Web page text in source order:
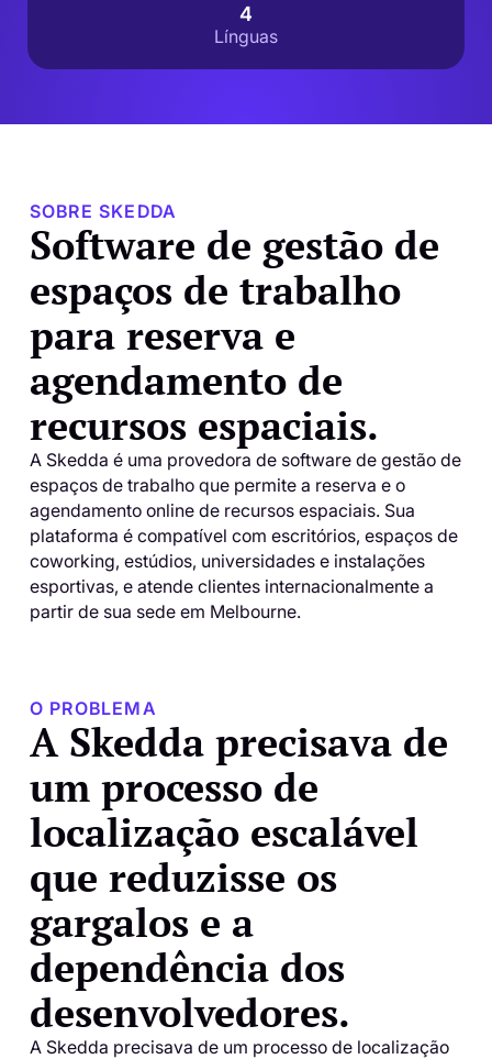
4
Línguas
SOBRE SKEDDA
Software de gestão de
espaços de trabalho
para reserva e
agendamento de
recursos espaciais.
A Skedda é uma provedora de software de gestão de
espaços de trabalho que permite a reserva e o
agendamento online de recursos espaciais. Sua
plataforma é compatível com escritórios, espaços de
coworking, estúdios, universidades e instalações
esportivas, e atende clientes internacionalmente a
partir de sua sede em Melbourne.
O PROBLEMA
A Skedda precisava de
um processo de
localização escalável
que reduzisse os
gargalos e a
dependência dos
desenvolvedores.
A Skedda precisava de um processo de localização